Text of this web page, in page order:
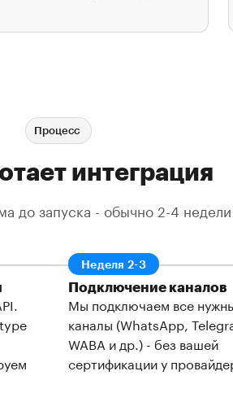
Процесс
интеграция
до запуска - обычно 2-4 недели
Неделя 2-3
Подключение каналов
Мы подключаем все
каналы (WhatsApp,
WABA и др.) - без вашей
сертификации у